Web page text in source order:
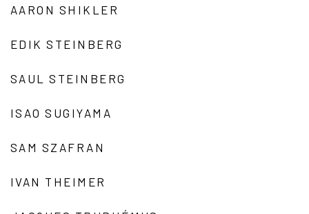
AARON SHIKLER
EDIK STEINBERG
SAUL STEINBERG
ISAO SUGIYAMA
SAM SZAFRAN
IVAN THEIMER